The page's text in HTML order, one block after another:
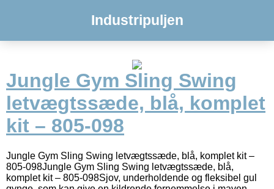
Industripuljen
Jungle Gym Sling Swing
letvægtssæde, blå, komplet
kit – 805-098
Jungle Gym Sling Swing letvægtssæde, blå, komplet kit –
805-098Jungle Gym Sling Swing letvægtssæde, blå,
komplet kit – 805-098Sjov, underholdende og fleksibel gul